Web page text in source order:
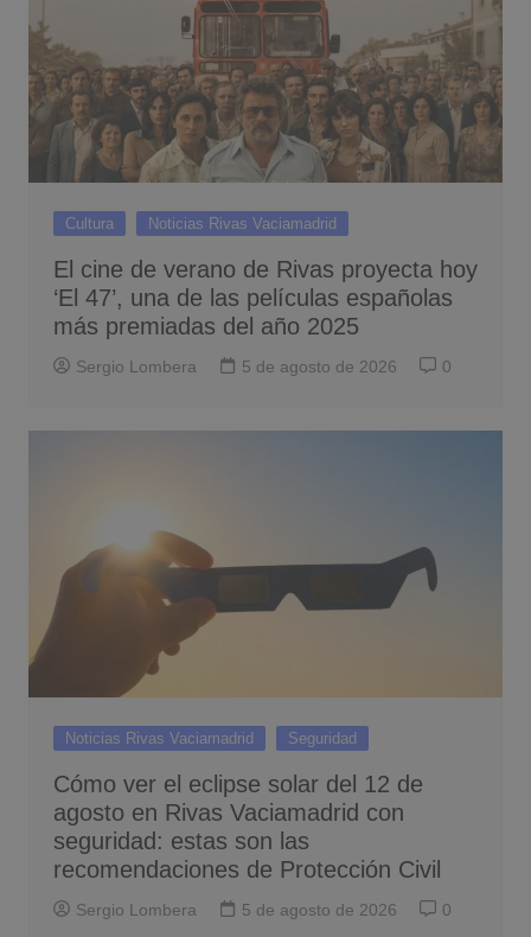
Cultura Noticias Rivas Vaciamadrid
El cine de verano de Rivas proyecta hoy
‘El 47’, una de las películas españolas
más premiadas del año 2025
Sergio Lombera 5 de agosto de 2026 0
Noticias Rivas Vaciamadrid Seguridad
Cómo ver el eclipse solar del 12 de
agosto en Rivas Vaciamadrid con
seguridad: estas son las
recomendaciones de Protección Civil
Sergio Lombera 5 de agosto de 2026 0